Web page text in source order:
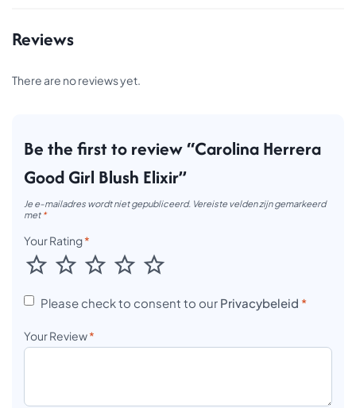
Reviews
There are no reviews yet.
Be the first to review “Carolina Herrera
Good Girl Blush Elixir”
Je e-mailadres wordt niet gepubliceerd. Vereiste velden zijn gemarkeerd
met *
Your Rating*
Please check to consent to our Privacybeleid *
Your Review*